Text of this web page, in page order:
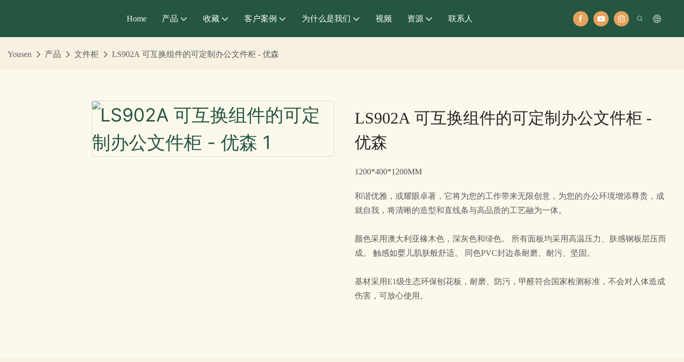
Home 产品 收藏 客户案例 为什么是我们 视频 资源 联系人
Yousen 产品 文件柜 LS902A 可互换组件的可定制办公文件柜 - 优森
LS902A 可互换组件的可定制办公文件柜 -
优森
1200*400*1200MM
和谐优雅，或耀眼卓著，它将为您的工作带来无限创意，为您的办公环境增添尊贵，成
就自我，将清晰的造型和直线条与高品质的工艺融为一体。
颜色采用澳大利亚橡木色，深灰色和绿色。 所有面板均采用高温压力、肤感钢板层压而
成。 触感如婴儿肌肤般舒适。 同色PVC封边条耐磨、耐污、坚固。
基材采用E1级生态环保刨花板，耐磨、防污，甲醛符合国家检测标准，不会对人体造成
伤害，可放心使用。